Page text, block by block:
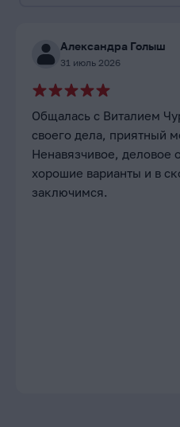
Александра Голыш
31 июль 2026
Общалась с Виталием
своего дела, приятный
Ненавязчивое, деловое
хорошие варианты и в
заключимся.